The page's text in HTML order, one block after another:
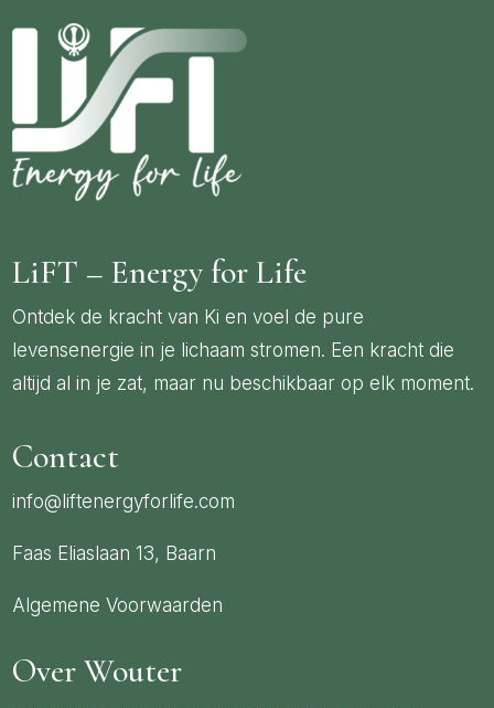
LiFT – Energy for Life
Ontdek de kracht van Ki en voel de pure
levensenergie in je lichaam stromen. Een kracht die
altijd al in je zat, maar nu beschikbaar op elk moment.
Contact
info@liftenergyforlife.com
Faas Eliaslaan 13, Baarn
Algemene Voorwaarden
Over Wouter